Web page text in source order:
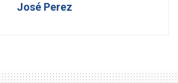
José Perez